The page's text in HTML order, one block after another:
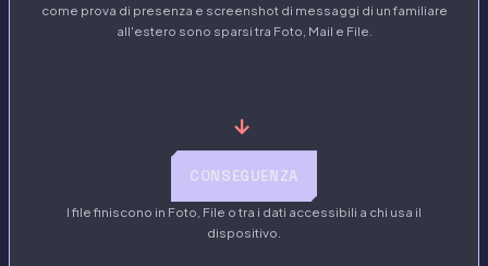
come prova di presenza e screenshot di messaggi di un familiare
all'estero sono sparsi tra Foto, Mail e File.
→
CONSEGUENZA
I file finiscono in Foto, File o tra i dati accessibili a chi usa il
dispositivo.